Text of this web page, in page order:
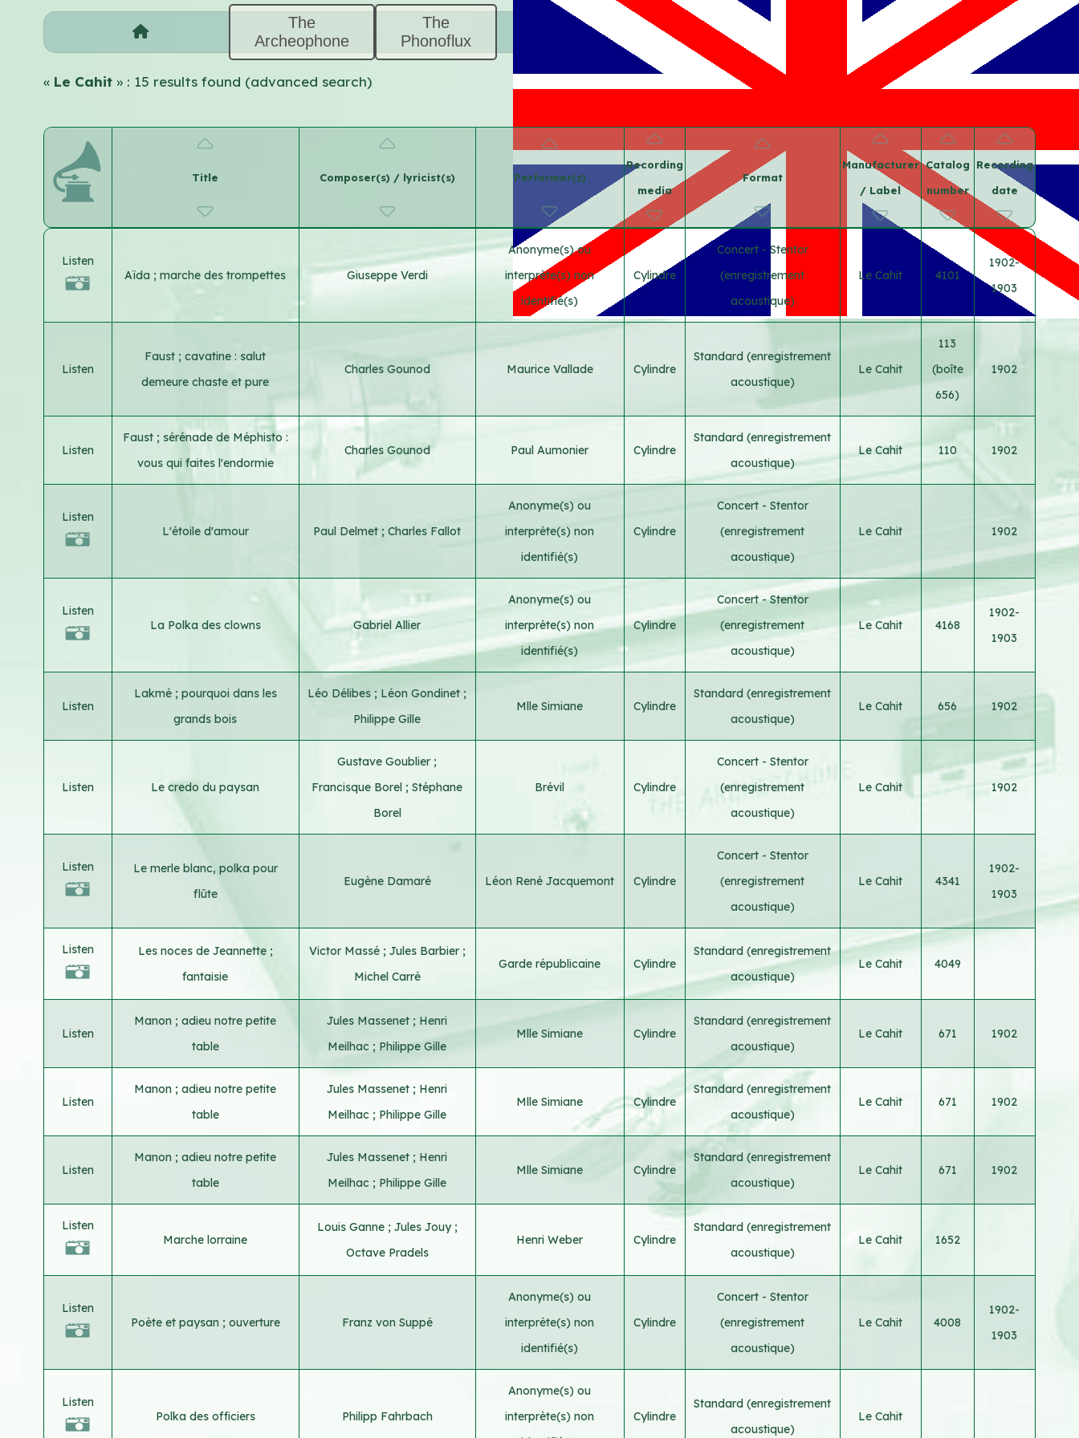
The
Archeophone
The
Phonoflux
«Le Cahit » : 15 results found (advanced search)
Title Composer(s) / lyricist(s) Performer(s)
Recording
media
Format
Manufacturer
/ Label
Catalog
number
Recording
date
Listen
Aïda ; marche des trompettes
Giuseppe Verdi
Anonyme(s) ou
interprète(s) non
identifié(s)
Cylindre
Concert - Stentor
(enregistrement
acoustique)
Le Cahit 4101
1902-
1903
Listen
Faust ; cavatine : salut
demeure chaste et pure
Charles Gounod Maurice Vallade Cylindre
Standard (enregistrement
acoustique)
Le Cahit
113
(boîte
656)
1902
Listen
Faust ; sérénade de Méphisto :
vous qui faites l'endormie
Charles Gounod Paul Aumonier Cylindre
Standard (enregistrement
acoustique)
Le Cahit 110 1902
Listen
L'étoile d'amour
Paul Delmet ;Charles Fallot
Anonyme(s) ou
interprète(s) non
identifié(s)
Cylindre
Concert - Stentor
(enregistrement
acoustique)
Le Cahit 1902
Listen
La Polka des clowns
Gabriel Allier
Anonyme(s) ou
interprète(s) non
identifié(s)
Cylindre
Concert - Stentor
(enregistrement
acoustique)
Le Cahit 4168
1902-
1903
Listen
Lakmé ; pourquoi dans les
grands bois
Léo Délibes ; Léon Gondinet ;
Philippe Gille
Mlle Simiane Cylindre
Standard (enregistrement
acoustique)
Le Cahit 656 1902
Listen Le credo du paysan
Gustave Goublier ;
Francisque Borel ;Stéphane
Borel
Brévil Cylindre
Concert - Stentor
(enregistrement
acoustique)
Le Cahit 1902
Listen
Le merle blanc, polka pour
flûte
Eugène Damaré Léon René Jacquemont Cylindre
Concert - Stentor
(enregistrement
acoustique)
Le Cahit 4341
1902-
1903
Listen
Les noces de Jeannette ;
fantaisie
Victor Massé ; Jules Barbier ;
Michel Carré
Garde républicaine Cylindre
Standard (enregistrement
acoustique)
Le Cahit 4049
Listen
Manon ; adieu notre petite
table
Jules Massenet ; Henri
Meilhac ; Philippe Gille
Mlle Simiane Cylindre
Standard (enregistrement
acoustique)
Le Cahit 671 1902
Listen
Manon ; adieu notre petite
table
Jules Massenet ; Henri
Meilhac ; Philippe Gille
Mlle Simiane Cylindre
Standard (enregistrement
acoustique)
Le Cahit 671 1902
Listen
Manon ; adieu notre petite
table
Jules Massenet ; Henri
Meilhac ; Philippe Gille
Mlle Simiane Cylindre
Standard (enregistrement
acoustique)
Le Cahit 671 1902
Listen
Marche lorraine
Louis Ganne ; Jules Jouy ;
Octave Pradels
Henri Weber Cylindre
Standard (enregistrement
acoustique)
Le Cahit 1652
Listen
Poète et paysan ; ouverture
Franz von Suppé
Anonyme(s) ou
interprète(s) non
identifié(s)
Cylindre
Concert - Stentor
(enregistrement
acoustique)
Le Cahit 4008
1902-
1903
Listen
Polka des officiers
Philipp Fahrbach
Anonyme(s) ou
interprète(s) non
Cylindre
Standard (enregistrement
acoustique)
Le Cahit